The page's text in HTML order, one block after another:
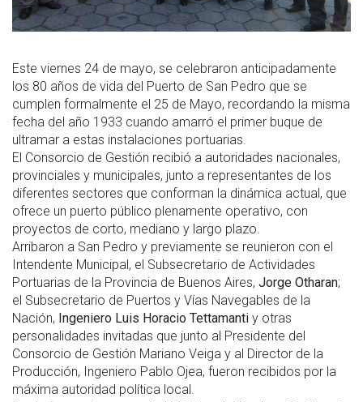
Este viernes 24 de mayo, se celebraron anticipadamente
los 80 años de vida del Puerto de San Pedro que se
cumplen formalmente el 25 de Mayo, recordando la misma
fecha del año 1933 cuando amarró el primer buque de
ultramar a estas instalaciones portuarias.
El Consorcio de Gestión recibió a autoridades nacionales,
provinciales y municipales, junto a representantes de los
diferentes sectores que conforman la dinámica actual, que
ofrece un puerto público plenamente operativo, con
proyectos de corto, mediano y largo plazo.
Arribaron a San Pedro y previamente se reunieron con el
Intendente Municipal, el Subsecretario de Actividades
Portuarias de la Provincia de Buenos Aires, Jorge Otharan;
el Subsecretario de Puertos y Vías Navegables de la
Nación, Ingeniero Luis Horacio Tettamanti y otras
personalidades invitadas que junto al Presidente del
Consorcio de Gestión Mariano Veiga y al Director de la
Producción, Ingeniero Pablo Ojea, fueron recibidos por la
máxima autoridad política local.